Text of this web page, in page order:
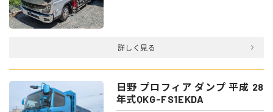
詳しく見る
日野 プロフィア ダンプ 平成 28
年式QKG-FS1EKDA